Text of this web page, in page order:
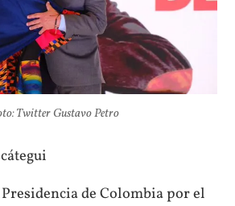
Twitter Gustavo Petro
de Colombia por el